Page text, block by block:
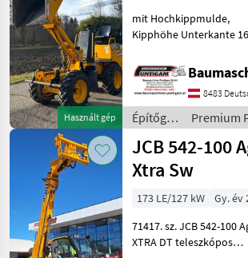
Használt gép
mit Hochkippmulde,
Kipphöhe Unterkante
Durchfahrtsbreite 1.100
mm, Referenznummer:
3425 Baumaschinen
Puntigam GmbH Unser
Spezialgebiet:
8483
Építőgépek
/ JCB
Premium
JCB 542-100
Xtra Sw
173 LE/127 kW Gy. év
71417. sz. JCB 542-100 Agri
XTRA DT teleszkópos